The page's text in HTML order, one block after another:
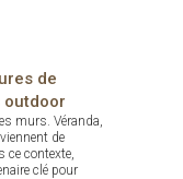
de
outdoor
murs. Véranda,
de
ce contexte,
clé pour